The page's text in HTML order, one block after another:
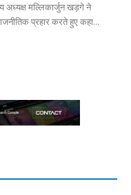
अध्यक्ष मल्लिकार्जुन खड़गे ने
प्रहार करते हुए कहा...